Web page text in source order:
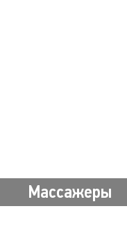
Массажеры